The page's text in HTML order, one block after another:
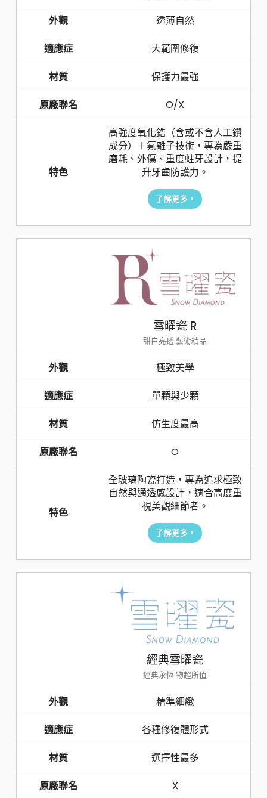
外觀 透薄自然
適應症 大範圍修復
材質 保護力最強
原廠聯名 O/X
特色
高強度氧化鋯（含或不含人工鑽
成分）＋氟離子技術，專為嚴重
磨耗、外傷、重度蛀牙設計，提
升牙齒防護力。
了解更多 >
雪曜瓷 R
甜白亮透 藝術精品
外觀 極致美學
適應症 單顆與少顆
材質 仿生度最高
原廠聯名 O
特色
全玻璃陶瓷打造，專為追求極致
自然與通透感設計，適合高度重
視美觀細節者。
了解更多 >
經典雪曜瓷
經典永恆 物超所值
外觀 精準細緻
適應症 各種修復體形式
材質 選擇性最多
原廠聯名 X